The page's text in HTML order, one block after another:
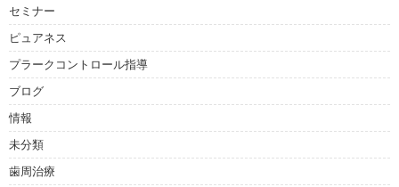
セミナー
ピュアネス
プラークコントロール指導
ブログ
情報
未分類
歯周治療